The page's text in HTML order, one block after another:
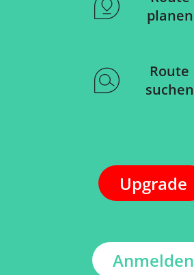
planen
Route
suchen
Upgrade
Anmelden